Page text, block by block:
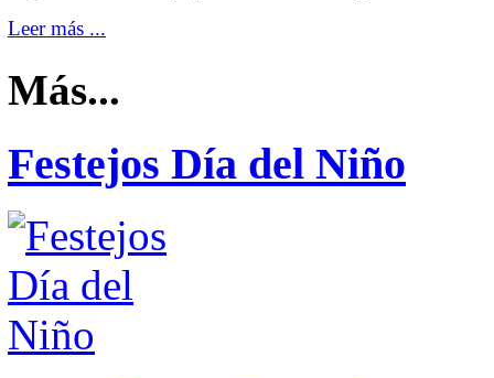
Leer más ...
Más...
Festejos Día del Niño